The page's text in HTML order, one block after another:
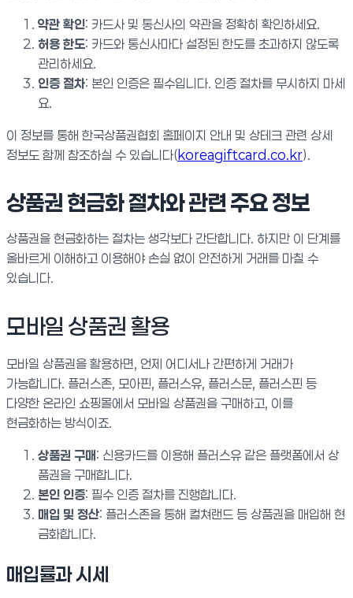
약관 확인: 카드사 및 통신사의 약관을 정확히 확인하세요.
허용 한도: 카드와 통신사마다 설정된 한도를 초과하지 않도록
관리하세요.
인증 절차: 본인 인증은 필수입니다. 인증 절차를 무시하지 마세
요.
이 정보를 통해 한국상품권협회 홈페이지 안내 및 상테크 관련 상세
정보도 함께 참조하실 수 있습니다(koreagiftcard.co.kr).
상품권 현금화 절차와 관련 주요 정보
상품권을 현금화하는 절차는 생각보다 간단합니다. 하지만 이 단계를
올바르게 이해하고 이용해야 손실 없이 안전하게 거래를 마칠 수
있습니다.
모바일 상품권 활용
모바일 상품권을 활용하면, 언제 어디서나 간편하게 거래가
가능합니다. 플러스존, 모아핀, 플러스유, 플러스문, 플러스핀 등
다양한 온라인 쇼핑몰에서 모바일 상품권을 구매하고, 이를
현금화하는 방식이죠.
상품권 구매: 신용카드를 이용해 플러스유 같은 플랫폼에서 상
품권을 구매합니다.
본인 인증: 필수 인증 절차를 진행합니다.
매입 및 정산: 플러스존을 통해 컬쳐랜드 등 상품권을 매입해 현
금화합니다.
매입률과 시세